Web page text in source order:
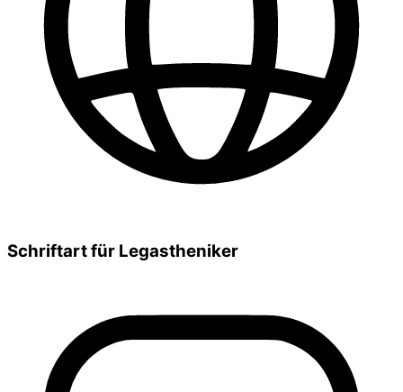
Schriftart für Legastheniker